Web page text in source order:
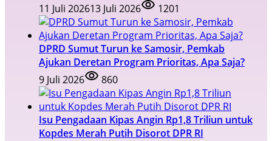
11 Juli 202613 Juli 2026 1201
DPRD Sumut Turun ke Samosir, Pemkab
Ajukan Deretan Program Prioritas, Apa Saja?
9 Juli 2026
860
Isu Pengadaan Kipas Angin Rp1,8 Triliun untuk
Kopdes Merah Putih Disorot DPR RI